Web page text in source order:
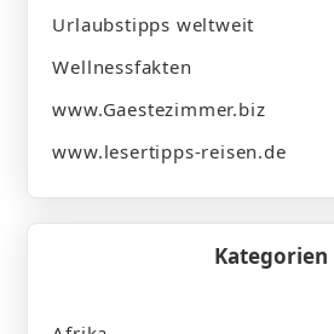
Urlaubstipps weltweit
Wellnessfakten
www.Gaestezimmer.biz
www.lesertipps-reisen.de
Kategorien